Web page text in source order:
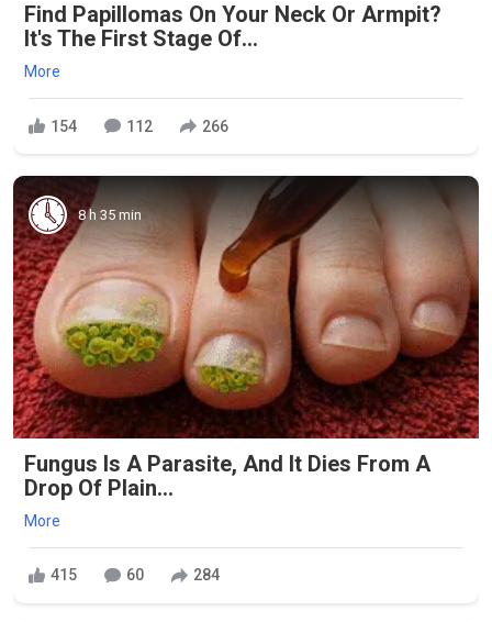
Find Papillomas On Your Neck Or Armpit?
It's The First Stage Of...
More
154 112 266
8 h 35 min
Fungus Is A Parasite, And It Dies From A
Drop Of Plain...
More
415 60 284